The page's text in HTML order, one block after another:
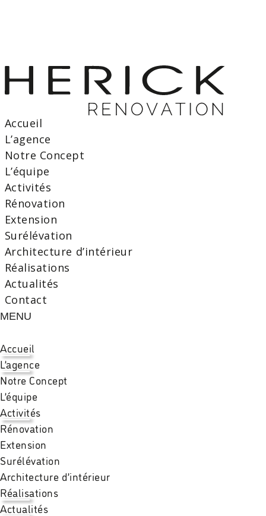
Accueil
L’agence
Notre Concept
L’équipe
Activités
Rénovation
Extension
Surélévation
Architecture d’intérieur
Réalisations
Actualités
Contact
MENU
Accueil
L’agence
Notre Concept
L’équipe
Activités
Rénovation
Extension
Surélévation
Architecture d’intérieur
Réalisations
Actualités